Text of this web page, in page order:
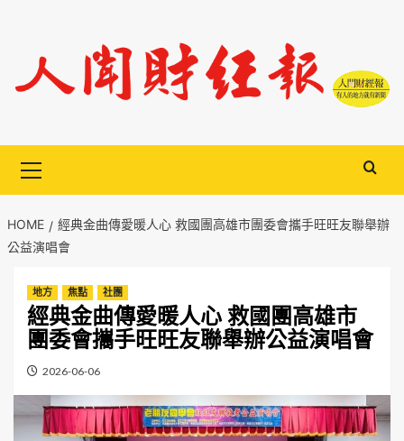
content
Menu
HOME
經典金曲傳愛暖人心 救國團高雄市團委會攜手旺旺友聯舉辦
公益演唱會
地方 焦點 社團
經典金曲傳愛暖人心 救國團高雄市
團委會攜手旺旺友聯舉辦公益演唱會
2026-06-06